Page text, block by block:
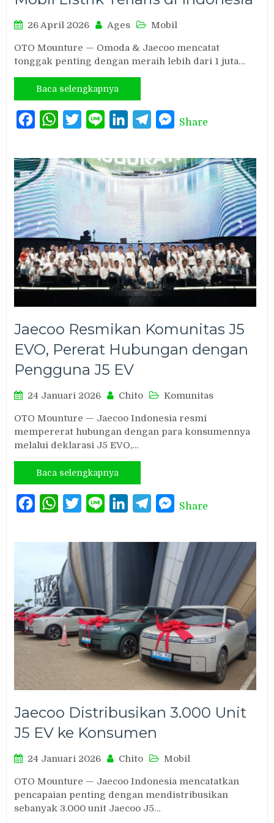
26 April 2026 Ages Mobil
OTO Mounture — Omoda & Jaecoo mencatat
tonggak penting dengan meraih lebih dari 1 juta…
Baca selengkapnya
FacebookWhatsAppTwitterLine LinkedInTelegramMessenger
Share
Jaecoo Resmikan Komunitas J5
EVO, Pererat Hubungan dengan
Pengguna J5 EV
24 Januari 2026 Chito Komunitas
OTO Mounture — Jaecoo Indonesia resmi
mempererat hubungan dengan para konsumennya
melalui deklarasi J5 EVO,…
Baca selengkapnya
FacebookWhatsAppTwitterLine LinkedInTelegramMessenger
Share
Jaecoo Distribusikan 3.000 Unit
J5 EV ke Konsumen
24 Januari 2026 Chito Mobil
OTO Mounture — Jaecoo Indonesia mencatatkan
pencapaian penting dengan mendistribusikan
sebanyak 3.000 unit Jaecoo J5…